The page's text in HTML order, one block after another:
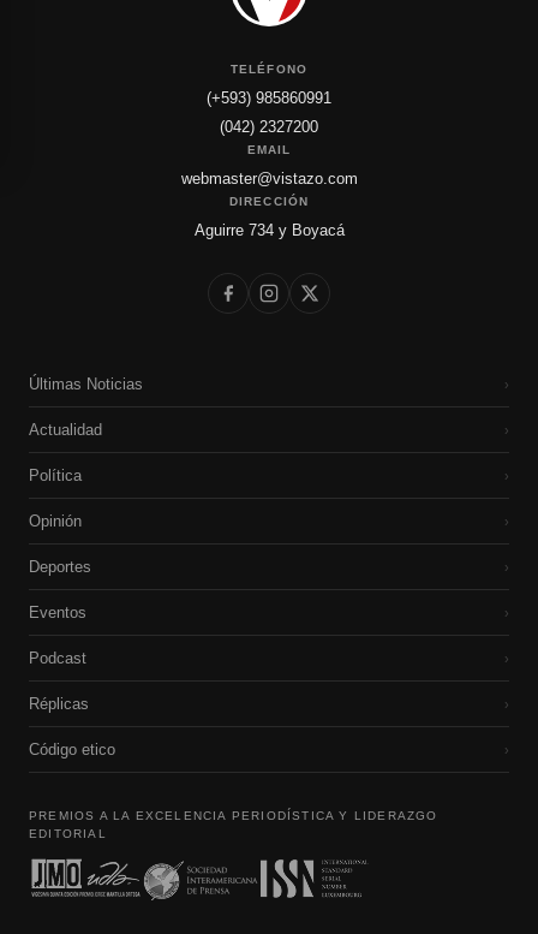
TELÉFONO
(+593) 985860991
(042) 2327200
EMAIL
webmaster@vistazo.com
DIRECCIÓN
Aguirre 734 y Boyacá
Últimas Noticias ›
Actualidad ›
Política ›
Opinión ›
Deportes ›
Eventos ›
Podcast ›
Réplicas ›
Código etico ›
PREMIOS A LA EXCELENCIA PERIODÍSTICA Y LIDERAZGO
EDITORIAL